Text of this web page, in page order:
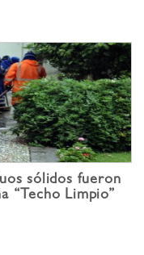
sólidos fueron
“Techo Limpio”